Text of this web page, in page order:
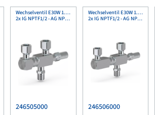
Wechselventil E30W 1.4301
2x IG NPTF1/2 - AG NPTF1/2
246505000
Wechselventil E30W 1.4301
2x IG NPTF1/2 - AG NPTF1/2
246506000